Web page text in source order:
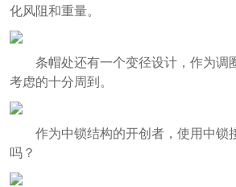
化风阻和重量。
条帽处还有一个变径设计，作为调
考虑的十分周到。
作为中锁结构的开创者，使用中锁
吗？